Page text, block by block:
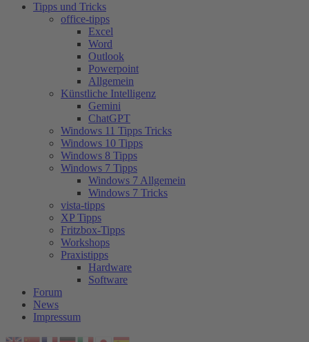
Tipps und Tricks
office-tipps
Excel
Word
Outlook
Powerpoint
Allgemein
Künstliche Intelligenz
Gemini
ChatGPT
Windows 11 Tipps Tricks
Windows 10 Tipps
Windows 8 Tipps
Windows 7 Tipps
Windows 7 Allgemein
Windows 7 Tricks
vista-tipps
XP Tipps
Fritzbox-Tipps
Workshops
Praxistipps
Hardware
Software
Forum
News
Impressum